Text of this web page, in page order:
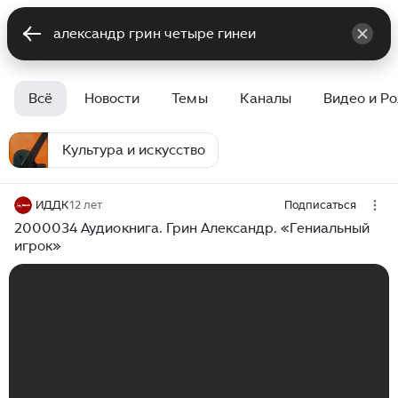
Всё Новости Темы Каналы Видео и
Культура и искусство
ИДДК12 лет Подписаться
2000034 Аудиокнига. Грин Александр. «Гениальный
игрок»